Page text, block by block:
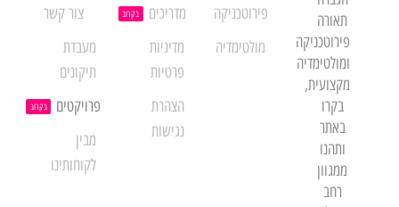
תאורה
פירוטכניקה
ומולטימדיה
מקצועית,
בקרו
באתר
ותהנו
ממגוון
רחב
פירוטכניקה
מולטימדיה
מדריכים
בקרוב
מדיניות
פרטיות
הצהרת
נגישות
צור קשר
מעבדת
תיקונים
פרויקטים
בקרוב
מבין
לקוחותינו